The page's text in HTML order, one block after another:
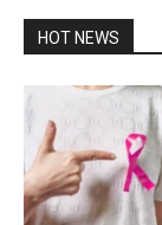
HOT NEWS